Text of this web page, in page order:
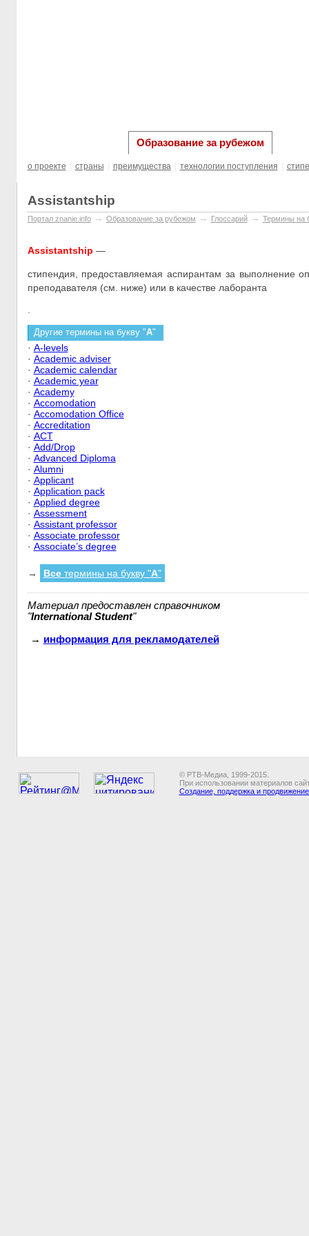
Образование за рубежом
о проекте cтраны преимущества технологии поступления
Assistantship
Портал znanie.info→ Образование за рубежом → Глоссарий→ Термины на
Assistantship —
стипендия, предоставляемая аспирантам за выполнение
преподавателя (см. ниже) или в качестве лаборанта
Другие термины на букву "A"
· A-levels
· Academic adviser
· Academic calendar
· Academic year
· Academy
· Accomodation
· Accomodation Office
· Accreditation
· ACT
· Add/Drop
· Advanced Diploma
· Alumni
· Applicant
· Application pack
· Applied degree
· Assessment
· Assistant professor
· Associate professor
· Associate’s degree
→ Всетермины на букву "A"
Материал предоставлен справочником
"International Student"
→ информация для рекламодателей
© РТВ-Медиа, 1999-2015.
При использовании материалов
Создание, поддержка и